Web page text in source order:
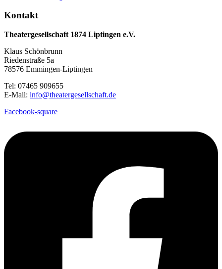
Kontakt
Theatergesellschaft 1874 Liptingen e.V.
Klaus Schönbrunn
Riedenstraße 5a
78576 Emmingen-Liptingen
Tel: 07465 909655
E-Mail: info@theatergesellschaft.de
Facebook-square